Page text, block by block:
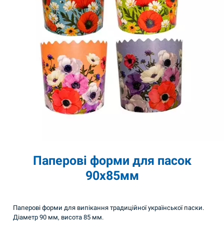
Паперові форми для пасок
90х85мм
Паперові форми для випікання традиційної української паски.
Діаметр 90 мм, висота 85 мм.